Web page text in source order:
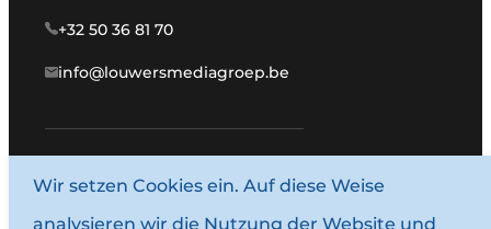
+32 50 36 81 70
info@louwersmediagroep.be
www.louwersmediagroep.com
© 1987–2026 Louwersmediagroep.
Wir setzen Cookies ein. Auf diese Weise
analysieren wir die Nutzung der Website und